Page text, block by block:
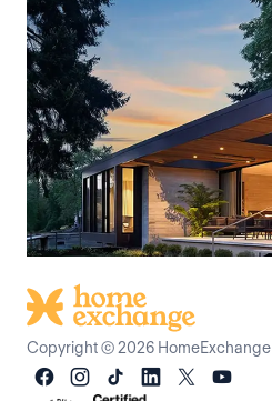
Copyright © 2026 HomeExchange